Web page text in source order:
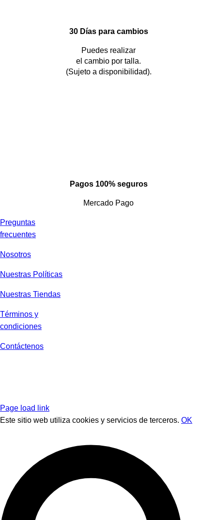
30 Días para cambios
Puedes realizar
el cambio por talla.
(Sujeto a disponibilidad).
Pagos 100% seguros
Mercado Pago
Preguntas
frecuentes
Nosotros
Nuestras Políticas
Nuestras Tiendas
Términos y
condiciones
Contáctenos
Page load link
Este sitio web utiliza cookies y servicios de terceros. OK